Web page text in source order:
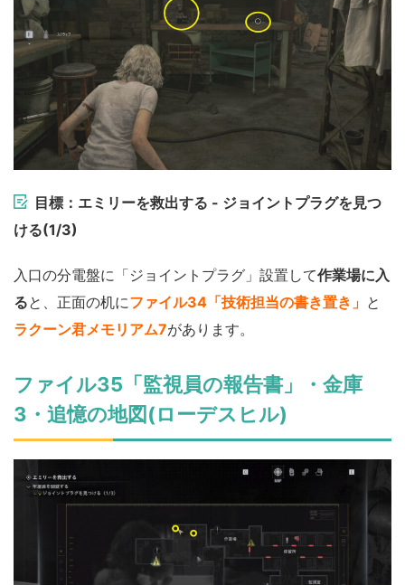
目標：エミリーを救出する - ジョイントプラグを見つ
ける(1/3)
入口の分電盤に「ジョイントプラグ」設置して作業場に入
ると、正面の机にファイル34「技術担当の書き置き」 と
ラクーン君メモリアム7があります。
ファイル35「監視員の報告書」・金庫
3・追憶の地図(ローデスヒル)